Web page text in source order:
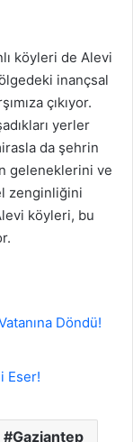
köyleri de Alevi
inançsal
çıkıyor.
yerler
da şehrin
geleneklerini ve
zenginliğini
köyleri, bu
Döndü!
Eser!
Gaziantep